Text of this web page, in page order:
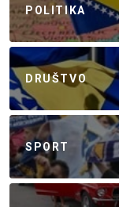
POLITIKA
DRUŠTVO
SPORT